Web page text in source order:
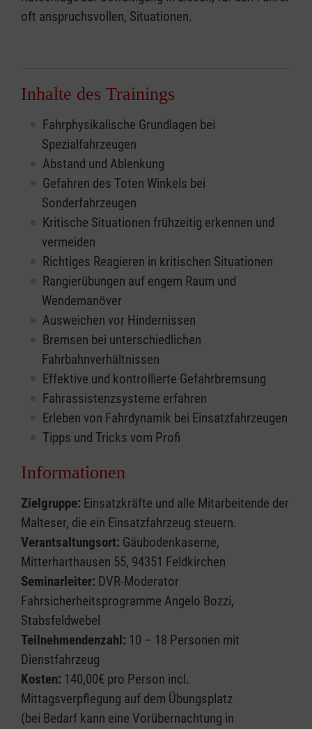
oft anspruchsvollen, Situationen.
Inhalte des Trainings
Fahrphysikalische Grundlagen bei
Spezialfahrzeugen
Abstand und Ablenkung
Gefahren des Toten Winkels bei
Sonderfahrzeugen
Kritische Situationen frühzeitig erkennen und
vermeiden
Richtiges Reagieren in kritischen Situationen
Rangierübungen auf engem Raum und
Wendemanöver
Ausweichen vor Hindernissen
Bremsen bei unterschiedlichen
Fahrbahnverhältnissen
Effektive und kontrollierte Gefahrbremsung
Fahrassistenzsysteme erfahren
Erleben von Fahrdynamik bei Einsatzfahrzeugen
Tipps und Tricks vom Profi
Informationen
Zielgruppe: Einsatzkräfte und alle Mitarbeitende der
Malteser, die ein Einsatzfahrzeug steuern.
Verantsaltungsort: Gäubodenkaserne,
Mitterharthausen 55, 94351 Feldkirchen
Seminarleiter: DVR-Moderator
Fahrsicherheitsprogramme Angelo Bozzi,
Stabsfeldwebel
Teilnehmendenzahl: 10 – 18 Personen mit
Dienstfahrzeug
Kosten: 140,00€ pro Person incl.
Mittagsverpflegung auf dem Übungsplatz
(bei Bedarf kann eine Vorübernachtung in